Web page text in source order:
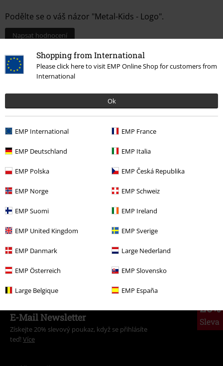
Shopping from International
Please click here to visit EMP Online Shop for customers from
International
Ok
EMP International EMP France
EMP Deutschland EMP Italia
EMP Polska EMP Česká Republika
EMP Norge EMP Schweiz
EMP Suomi EMP Ireland
EMP United Kingdom EMP Sverige
EMP Danmark Large Nederland
EMP Österreich EMP Slovensko
Large Belgique EMP España
Podělte se o váš názor "Metal-Kids - Logo".
Napsat hodnocení
More categories. More options.
Doplňky
Témata
Témata Fanoušci hudby
Merch kapel
Pro děti Dětské doplňky
20%
Sleva
E-Mail Newsletter
Získejte 20% slevový poukaz, když se přihlásíte
teď! Více